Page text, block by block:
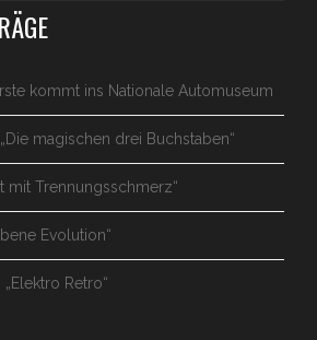
kommt ins Nationale Automuseum
magischen drei Buchstaben“
mit Trennungsschmerz“
Evolution“
Retro“